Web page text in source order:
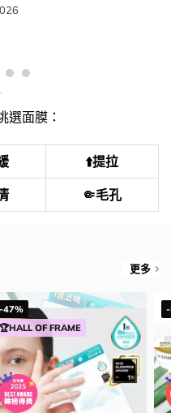
選面膜：
⬆️提拉
🤏毛孔
更多
-47%
🏆HALL OF FRAME